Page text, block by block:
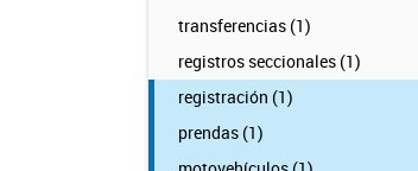
transferencias (1)
registros seccionales (1)
registración (1)
prendas (1)